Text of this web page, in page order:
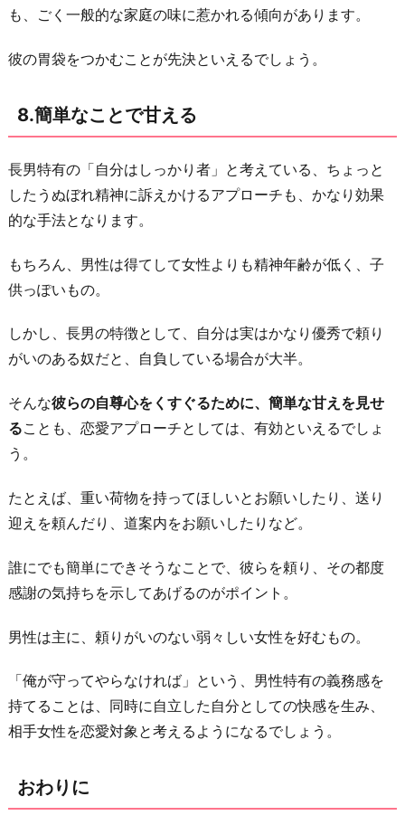
も、ごく一般的な家庭の味に惹かれる傾向があります。
彼の胃袋をつかむことが先決といえるでしょう。
8.簡単なことで甘える
長男特有の「自分はしっかり者」と考えている、ちょっと
したうぬぼれ精神に訴えかけるアプローチも、かなり効果
的な手法となります。
もちろん、男性は得てして女性よりも精神年齢が低く、子
供っぽいもの。
しかし、長男の特徴として、自分は実はかなり優秀で頼り
がいのある奴だと、自負している場合が大半。
そんな彼らの自尊心をくすぐるために、簡単な甘えを見せ
ることも、恋愛アプローチとしては、有効といえるでしょ
う。
たとえば、重い荷物を持ってほしいとお願いしたり、送り
迎えを頼んだり、道案内をお願いしたりなど。
誰にでも簡単にできそうなことで、彼らを頼り、その都度
感謝の気持ちを示してあげるのがポイント。
男性は主に、頼りがいのない弱々しい女性を好むもの。
「俺が守ってやらなければ」という、男性特有の義務感を
持てることは、同時に自立した自分としての快感を生み、
相手女性を恋愛対象と考えるようになるでしょう。
おわりに